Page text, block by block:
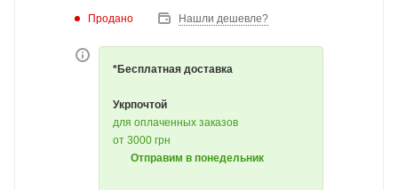
Продано Нашли дешевле?
*Бесплатная доставка
Укрпочтой
для оплаченных заказов
от 3000 грн
Отправим в понедельник